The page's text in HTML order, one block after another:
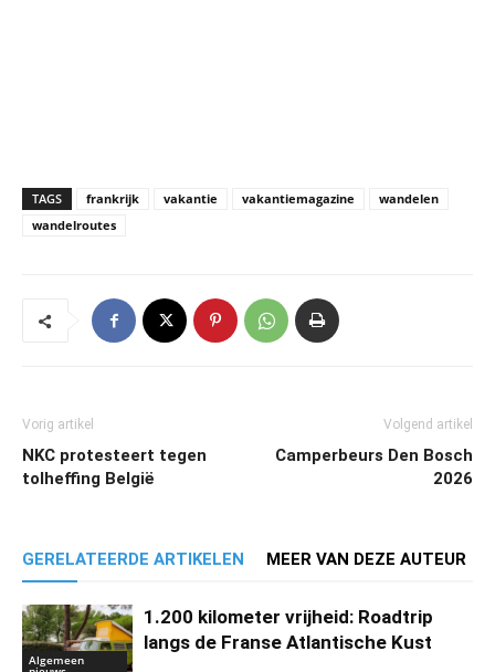
TAGS frankrijk vakantie vakantiemagazine
wandelen
wandelroutes
Vorig artikel
NKC protesteert tegen
tolheffing België
Volgend artikel
Camperbeurs Den Bosch
2026
GERELATEERDE ARTIKELEN MEER VAN DEZE AUTEUR
Algemeen
1.200 kilometer vrijheid: Roadtrip
langs de Franse Atlantische Kust